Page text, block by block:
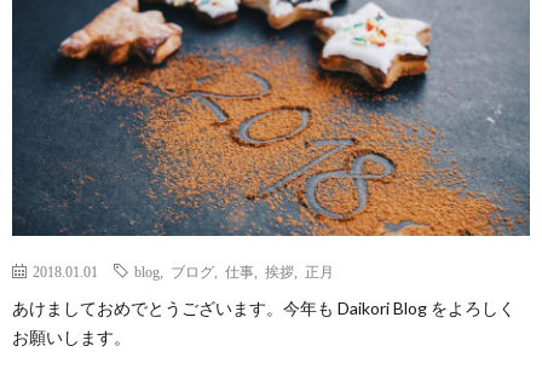
ッ
ト
メ
行・
散
こ
の
ロ
2018.01.01 blog ブログ 仕事 挨拶 正月
あけましておめでとうございます。今年も Daikori Blog をよろしく
お願いします。